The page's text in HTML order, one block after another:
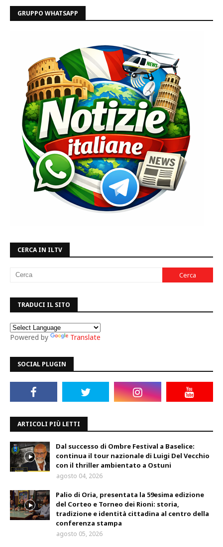
GRUPPO WHATSAPP
CERCA IN ILTV
TRADUCI IL SITO
Powered by Translate
SOCIAL PLUGIN
ARTICOLI PIÙ LETTI
Dal successo di Ombre Festival a Baselice:
continua il tour nazionale di Luigi Del Vecchio
con il thriller ambientato a Ostuni
agosto 04, 2026
Palio di Oria, presentata la 59esima edizione
del Corteo e Torneo dei Rioni: storia,
tradizione e identità cittadina al centro della
conferenza stampa
agosto 05, 2026